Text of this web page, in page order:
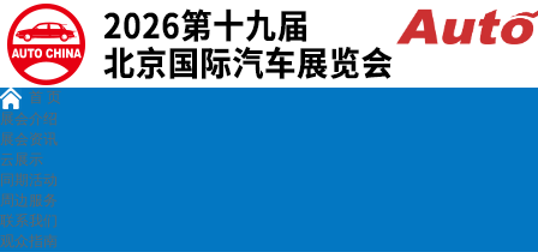
首 页
展会介绍
展会资讯
云展示
同期活动
周边服务
联系我们
观众指南